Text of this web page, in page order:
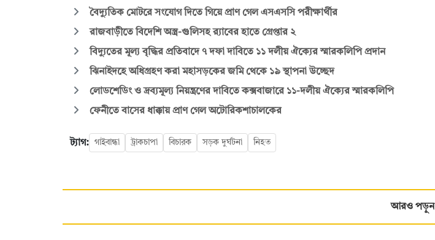
বৈদ্যুতিক মোটরে সংযোগ দিতে গিয়ে প্রাণ গেল এসএসসি পরীক্ষার্থীর
রাজবাড়ীতে বিদেশি অস্ত্র-গুলিসহ র‍্যাবের হাতে গ্রেপ্তার ২
বিদ্যুতের মূল্য বৃদ্ধির প্রতিবাদে ৭ দফা দাবিতে ১১ দলীয় ঐক্যের স্মারকলিপি প্রদান
ঝিনাইদহে অধিগ্রহণ করা মহাসড়কের জমি থেকে ১৯ স্থাপনা উচ্ছেদ
লোডশেডিং ও দ্রব্যমূল্য নিয়ন্ত্রণের দাবিতে কক্সবাজারে ১১-দলীয় ঐক্যের স্মারকলিপি
ফেনীতে বাসের ধাক্কায় প্রাণ গেল অটোরিকশাচালকের
ট্যাগ: গাইবান্ধা ট্রাকচাপা বিচারক সড়ক দুর্ঘটনা নিহত
আরও পড়ুন